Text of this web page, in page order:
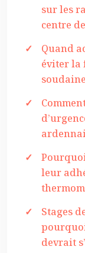
sur les
centre
Quand
éviter la
leur
Stages
devrait